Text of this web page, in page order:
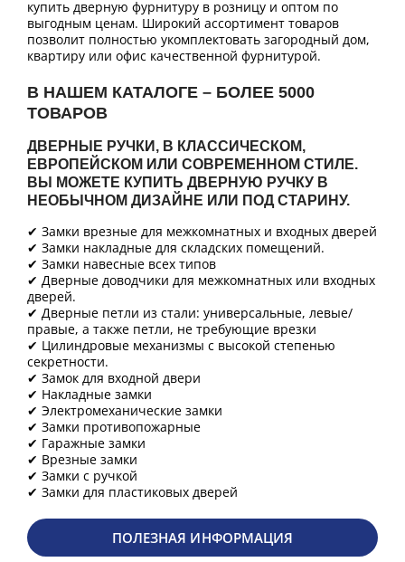
купить дверную фурнитуру в розницу и оптом по
выгодным ценам. Широкий ассортимент товаров
позволит полностью укомплектовать загородный дом,
квартиру или офис качественной фурнитурой.
В НАШЕМ КАТАЛОГЕ – БОЛЕЕ 5000
ТОВАРОВ
ДВЕРНЫЕ РУЧКИ, В КЛАССИЧЕСКОМ,
ЕВРОПЕЙСКОМ ИЛИ СОВРЕМЕННОМ СТИЛЕ.
ВЫ МОЖЕТЕ КУПИТЬ ДВЕРНУЮ РУЧКУ В
НЕОБЫЧНОМ ДИЗАЙНЕ ИЛИ ПОД СТАРИНУ.
✔ Замки врезные для межкомнатных и входных дверей
✔ Замки накладные для складских помещений.
✔ Замки навесные всех типов
✔ Дверные доводчики для межкомнатных или входных
дверей.
✔ Дверные петли из стали: универсальные, левые/
правые, а также петли, не требующие врезки
✔ Цилиндровые механизмы с высокой степенью
секретности.
✔ Замок для входной двери
✔ Накладные замки
✔ Электромеханические замки
✔ Замки противопожарные
✔ Гаражные замки
✔ Врезные замки
✔ Замки с ручкой
✔ Замки для пластиковых дверей
ПОЛЕЗНАЯ ИНФОРМАЦИЯ